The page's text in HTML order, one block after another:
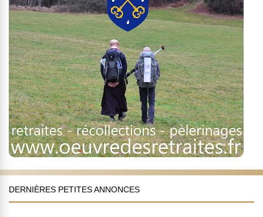
DERNIÈRES PETITES ANNONCES